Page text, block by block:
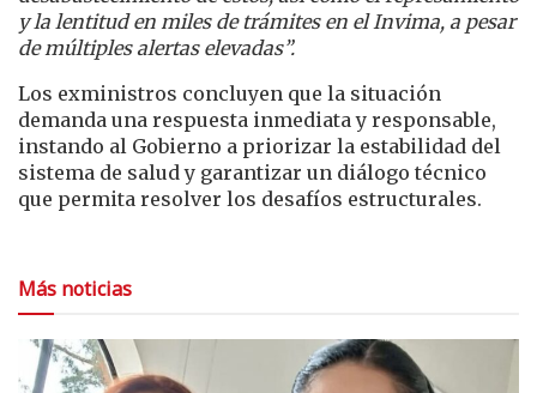
y la lentitud en miles de trámites en el Invima, a pesar
de múltiples alertas elevadas”.
Los exministros concluyen que la situación
demanda una respuesta inmediata y responsable,
instando al Gobierno a priorizar la estabilidad del
sistema de salud y garantizar un diálogo técnico
que permita resolver los desafíos estructurales.
Más noticias